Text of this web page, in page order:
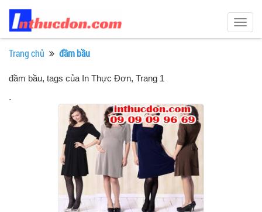
Trang chủ đầm bầu
đầm bầu, tags của In Thực Đơn, Trang 1
.